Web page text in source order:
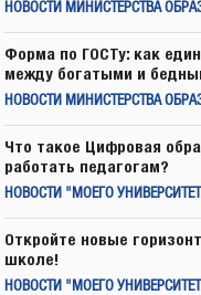
НОВОСТИ МИНИСТЕРСТВА
Форма по ГОСТу: как
между богатыми и
НОВОСТИ МИНИСТЕРСТВА
Что такое Цифровая
работать педагогам?
НОВОСТИ "МОЕГО
Откройте новые
школе!
НОВОСТИ "МОЕГО